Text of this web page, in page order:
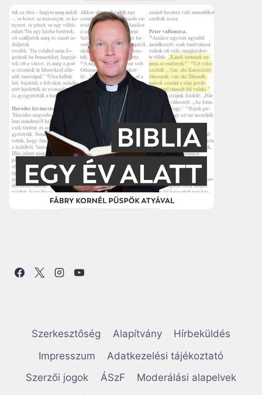
Szerkesztőség Alapítvány
Hírbeküldés
Impresszum
Adatkezelési tájékoztató
Szerzői jogok
ÁSzF
Moderálási alapelvek